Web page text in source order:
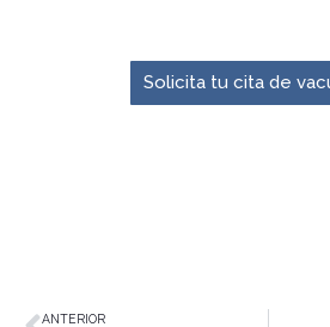
Solicita tu cita de
ANTERIOR